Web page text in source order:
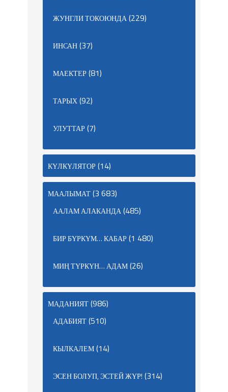
ЖУНГЛИ ТОКОЮНДА(229)
ИНСАН(37)
МАЕКТЕР(81)
ТАРЫХ(92)
УЛУТТАР(7)
КҮЛКҮЛЯТОР(14)
МААЛЫМАТ(3 683)
ААЛАМ АЛАКАНДА(485)
БИР БҮРКҮМ… КАБАР(1 480)
МИҢ ТҮРКҮН… АДАМ(26)
МАДАНИЯТ(986)
АДАБИЯТ(510)
КЫЛКАЛЕМ(14)
ЭСЕН БОЛУП, ЭСТЕЙ ЖҮР! (314)